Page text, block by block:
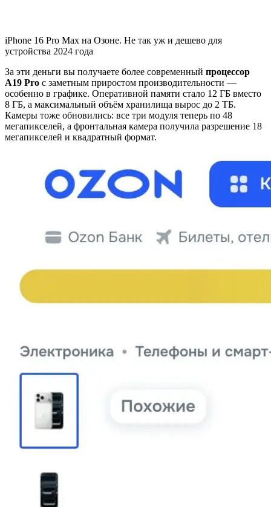
iPhone 16 Pro Max на Озоне. Не так уж и дешево для
устройства 2024 года
За эти деньги вы получаете более современный процессор
A19 Pro с заметным приростом производительности —
особенно в графике. Оперативной памяти стало 12 ГБ вместо
8 ГБ, а максимальный объём хранилища вырос до 2 ТБ.
Камеры тоже обновились: все три модуля теперь по 48
мегапикселей, а фронтальная камера получила разрешение 18
мегапикселей и квадратный формат.